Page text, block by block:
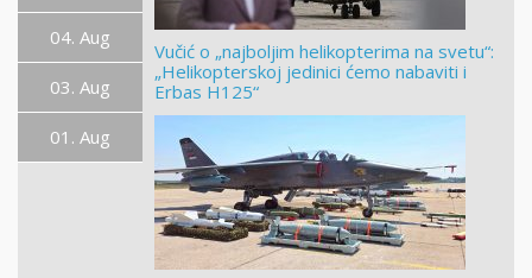
04. Aug
03. Aug
01. Aug
Vučić o „najboljim helikopterima na svetu“:
„Helikopterskoj jedinici ćemo nabaviti i
Erbas H125“